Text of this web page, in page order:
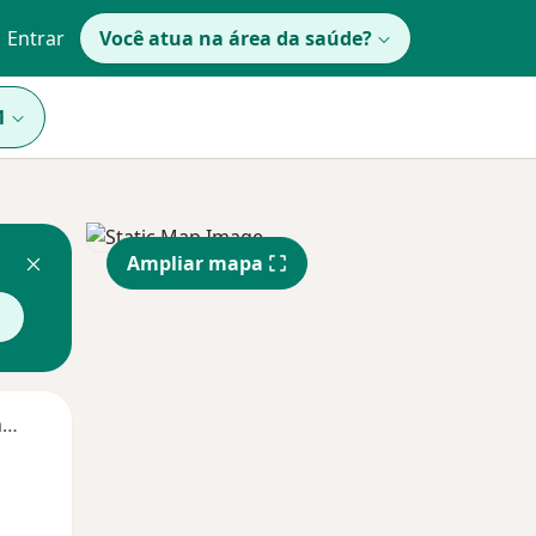
Entrar Você atua na área da saúde?
Segunda-feira
Ampliar mapa